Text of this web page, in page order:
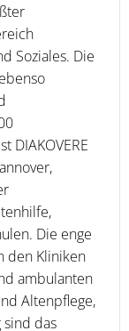
Soziales. Die
DIAKOVERE
Die enge
den Kliniken
ambulanten
Altenpflege,
das